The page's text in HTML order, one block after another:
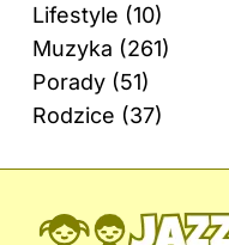
Lifestyle (10)
Muzyka (261)
Porady (51)
Rodzice (37)